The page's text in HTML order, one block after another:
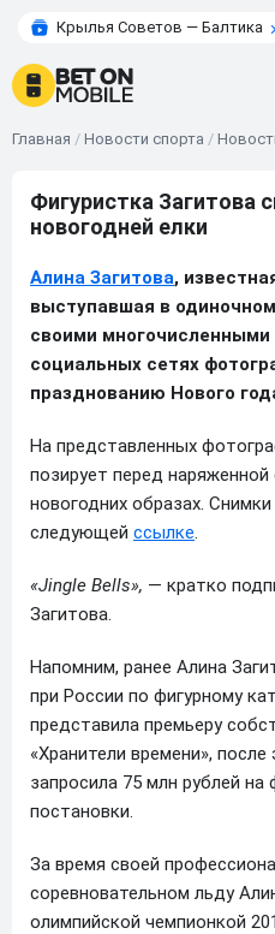
Крылья Советов — Балтика
Главная / Новости спорта /
Фигуристка Загитова
новогодней елки
Алина Загитова,
выступавшая в
своими многочисленными
социальных сетях
празднованию Нового
На представленных
позирует перед наряженной
новогодних образах.
следующей ссылке.
«Jingle Bells», — кратко
Загитова.
Напомним, ранее Алина
при России по фигурному
представила премьеру
«Хранители времени»,
запросила 75 млн рублей на
постановки.
За время своей
соревновательном льду
олимпийской чемпионкой